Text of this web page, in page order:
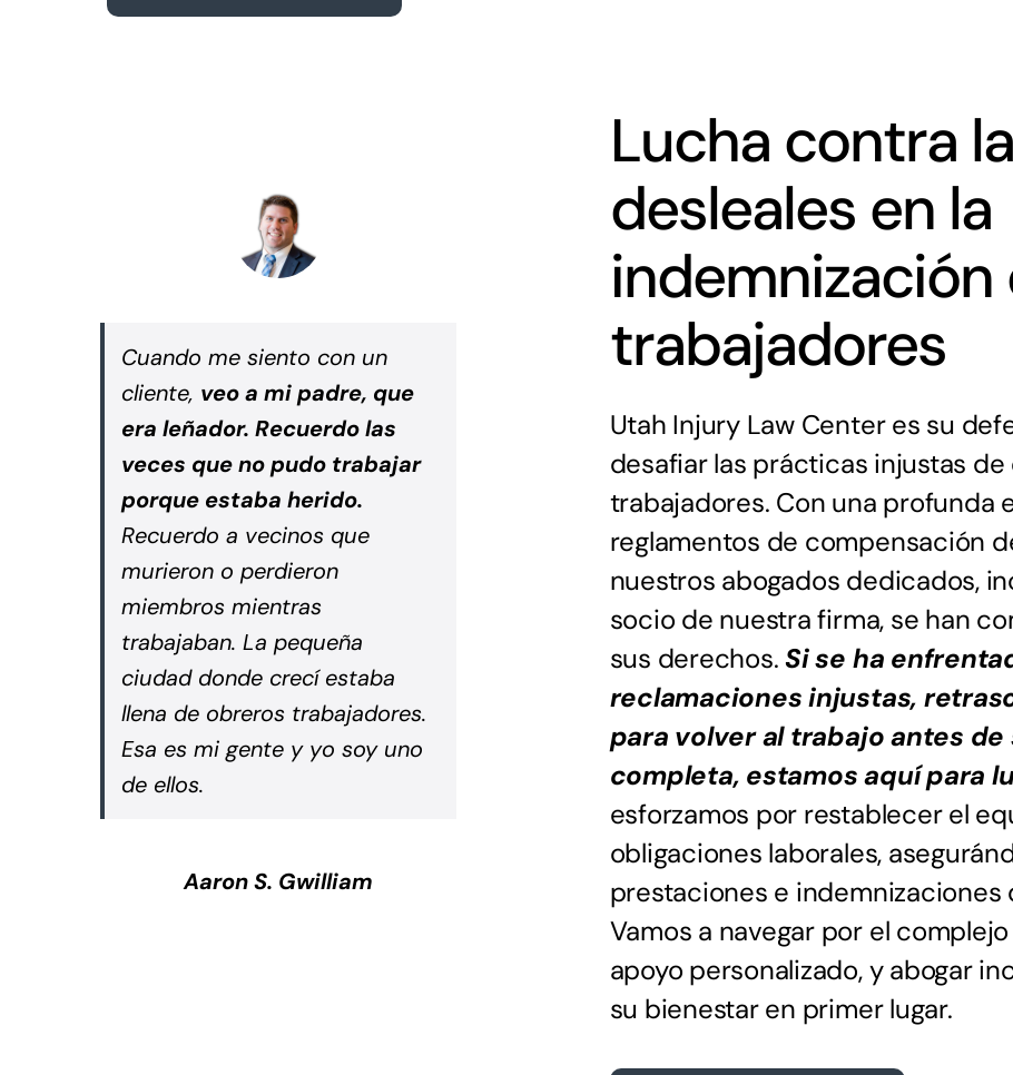
Cuando me siento con un
cliente, veo a mi padre, que
era leñador. Recuerdo las
veces que no pudo trabajar
porque estaba herido.
Recuerdo a vecinos que
murieron o perdieron
miembros mientras
trabajaban. La pequeña
ciudad donde crecí estaba
llena de obreros trabajadores.
Esa es mi gente y yo soy uno
de ellos.
Aaron S. Gwilliam
Lucha contra
desleales en la
indemnización
trabajadores
Utah Injury Law Center es su
desafiar las prácticas injustas
trabajadores. Con una profunda
reglamentos de compensación
nuestros abogados dedicados,
socio de nuestra firma, se han
sus derechos.Si se ha
reclamaciones injustas,
para volver al trabajo antes
completa, estamos aquí para
esforzamos por restablecer el
obligaciones laborales,
prestaciones e
Vamos a navegar por el
apoyo personalizado, y abogar
su bienestar en primer lugar.